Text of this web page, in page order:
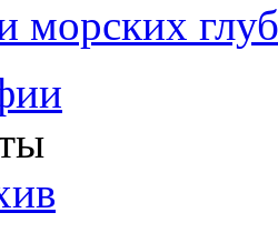
морских